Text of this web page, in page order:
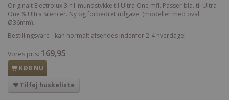
Originalt Electrolux 3in1 mundstykke til Ultra One mfl. Passer bla. til Ultra
One & Ultra Silencer. Ny og forbedret udgave. (modeller med oval
Ø36mm).
Bestillingsvare - kan normalt afsendes indenfor 2-4 hverdage!
Vores pris: 169,95
KØB NU
Tilføj huskeliste